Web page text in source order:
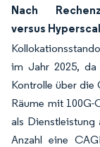
Nach
versus
im Jahr 2025, da
Kontrolle über die
Räume mit 100G-
als Dienstleistung
Anzahl eine